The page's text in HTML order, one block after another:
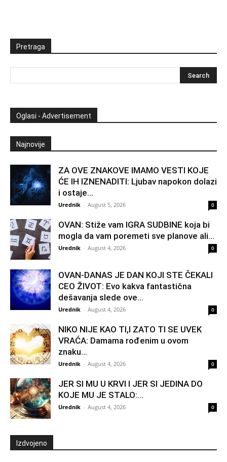
Pretraga
Oglasi - Advertisement
Najnovije
ZA OVE ZNAKOVE IMAMO VESTI KOJE
ĆE IH IZNENADITI: Ljubav napokon dolazi
i ostaje...
Urednik - August 5, 2026 0
OVAN: Stiže vam IGRA SUDBINE koja bi
mogla da vam poremeti sve planove ali...
Urednik - August 4, 2026 0
OVAN-DANAS JE DAN KOJI STE ČEKALI
CEO ŽIVOT: Evo kakva fantastična
dešavanja slede ove...
Urednik - August 4, 2026 0
NIKO NIJE KAO TI,I ZATO TI SE UVEK
VRAĆA: Damama rođenim u ovom
znaku...
Urednik - August 4, 2026 0
JER SI MU U KRVI I JER SI JEDINA DO
KOJE MU JE STALO:...
Urednik - August 4, 2026 0
Izdvojeno